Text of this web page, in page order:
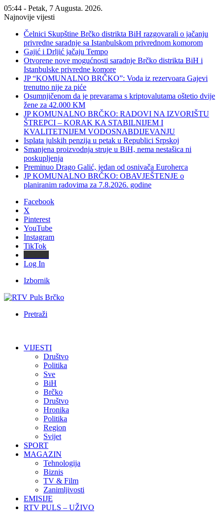
05:44 - Petak, 7 Augusta. 2026.
Najnovije vijesti
Čelnici Skupštine Brčko distrikta BiH razgovarali o jačanju
privredne saradnje sa Istanbulskom privrednom komorom
Gajić i Drljić jačaju Tempo
Otvorene nove mogućnosti saradnje Brčko distrikta BiH i
Istanbulske privredne komore
JP “KOMUNALNO BRČKO”: Voda iz rezervoara Gajevi
trenutno nije za piće
Osumnjičenom da je prevarama s kriptovalutama oštetio dvije
žene za 42.000 KM
JP KOMUNALNO BRČKO: RADOVI NA IZVORIŠTU
ŠTREPCI – KORAK KA STABILNIJEM I
KVALITETNIJEM VODOSNABDIJEVANJU
Isplata julskih penzija u petak u Republici Srpskoj
Smanjena proizvodnja struje u BiH, nema nestašica ni
poskupljenja
Preminuo Drago Galić, jedan od osnivača Euroherca
JP KOMUNALNO BRČKO: OBAVJEŠTENJE o
planiranim radovima za 7.8.2026. godine
Facebook
X
Pinterest
YouTube
Instagram
TikTok
Log In
Izbornik
Pretraži
VIJESTI
Društvo
Politika
Sve
BiH
Brčko
Društvo
Hronika
Politika
Region
Svijet
SPORT
MAGAZIN
Tehnologija
Biznis
TV & Film
Zanimljivosti
EMISIJE
RTV PULS – UŽIVO